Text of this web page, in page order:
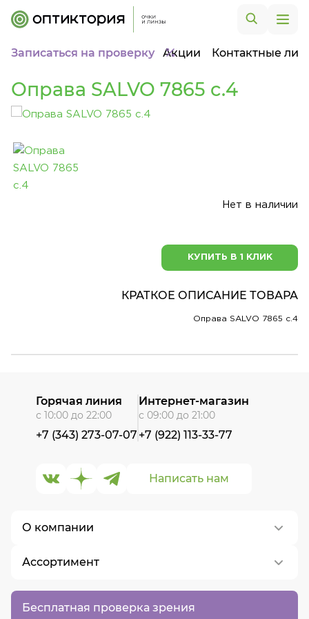
Записаться на проверку Акции Контактные
Оправа SALVO 7865 c.4
Нет в наличии
КУПИТЬ В 1 КЛИК
КРАТКОЕ ОПИСАНИЕ ТОВАРА
Оправа SALVO 7865 c.4
Бесплатная проверка зрения
О компании
О нас
Контакты
Вакансии
Ассортимент
Написать нам
Горячая линия
с 10:00 до 22:00
+7 (343) 273-07-07
Интернет-магазин
с 09:00 до 21:00
+7 (922) 113-33-77